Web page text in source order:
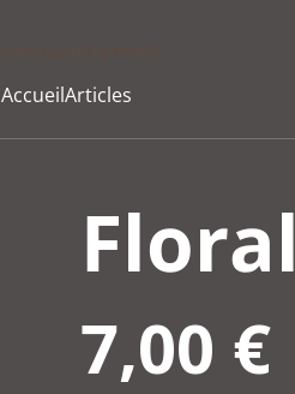
AccueilArticles
7,00 €